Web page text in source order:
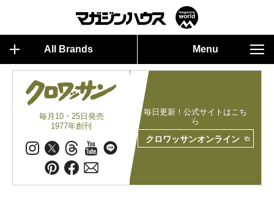
All Brands Menu
毎月10・25日発売
1977年創刊
毎日更新！公式サイトはこち
ら
クロワッサンオンライン